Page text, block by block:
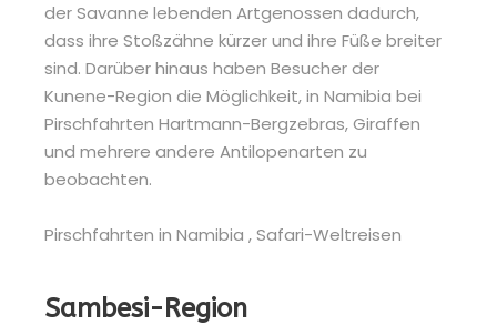
der Savanne lebenden Artgenossen dadurch,
dass ihre Stoßzähne kürzer und ihre Füße breiter
sind. Darüber hinaus haben Besucher der
Kunene-Region die Möglichkeit, in Namibia bei
Pirschfahrten Hartmann-Bergzebras, Giraffen
und mehrere andere Antilopenarten zu
beobachten.
Sambesi-Region